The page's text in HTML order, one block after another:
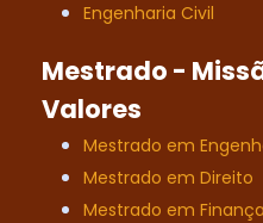
Engenharia Civil
Mestrado -
Valores
Mestrado em
Mestrado em Direito
Mestrado em